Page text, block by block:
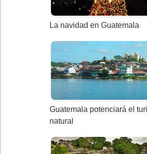
La navidad en Guatemala
Guatemala potenciará el
natural